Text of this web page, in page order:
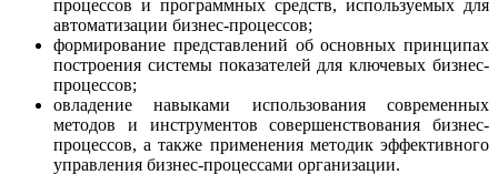
процессов и программных средств, используемых для
автоматизации бизнес-процессов;
формирование представлений об основных принципах
построения системы показателей для ключевых бизнес-
процессов;
овладение навыками использования современных
методов и инструментов совершенствования бизнес-
процессов, а также применения методик эффективного
управления бизнес-процессами организации.